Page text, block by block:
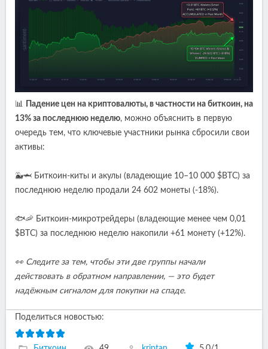
📊
Падение цен на криптовалюты, в частности на биткоин, на
13% за последнюю неделю, можно объяснить в первую
очередь тем, что ключевые участники рынка сбросили свои
активы:
🐳🦈 Биткоин-киты и акулы (владеющие 10–10 000 $BTC) за
последнюю неделю продали 24 602 монеты (-18%).
🐟🦐 Биткоин-микротрейдеры (владеющие менее чем 0,01
$BTC) за последнюю неделю накопили +61 монету (+12%).
👀 Следите за тем, чтобы эти две группы начали
действовать в обратном направлении, — это будет
надёжным сигналом для покупки на спаде.
Поделиться новостью: